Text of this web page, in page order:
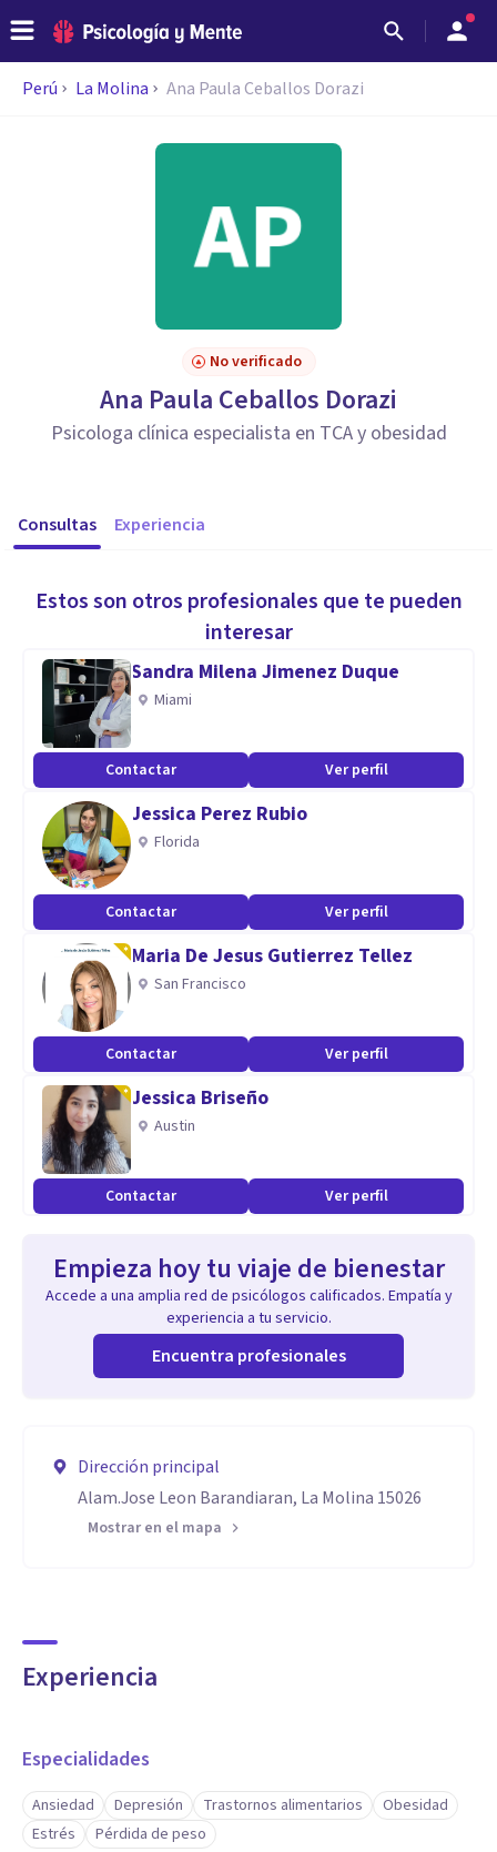
Perú La Molina Ana Paula Ceballos Dorazi
No verificado
Ana Paula Ceballos Dorazi
Psicologa clínica especialista en TCA y obesidad
Consultas Experiencia
Estos son otros profesionales que te pueden
interesar
Sandra Milena Jimenez Duque
Miami
Contactar Ver perfil
Jessica Perez Rubio
Florida
Contactar Ver perfil
Maria De Jesus Gutierrez Tellez
San Francisco
Contactar Ver perfil
Jessica Briseño
Austin
Contactar Ver perfil
Empieza hoy tu viaje de bienestar
Accede a una amplia red de psicólogos calificados. Empatía y
experiencia a tu servicio.
Encuentra profesionales
Dirección principal
Alam.Jose Leon Barandiaran, La Molina 15026
Mostrar en el mapa
Experiencia
Especialidades
Ansiedad Depresión Trastornos alimentarios
Obesidad
Estrés
Pérdida de peso